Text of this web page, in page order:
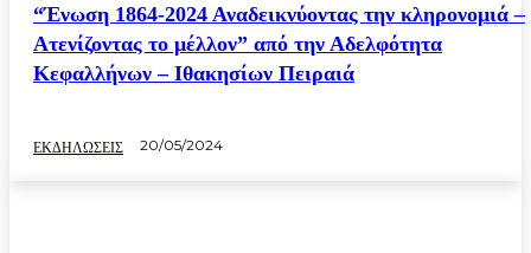
“Ένωση 1864-2024 Αναδεικνύοντας την κληρονομιά –
Ατενίζοντας το μέλλον” από την Αδελφότητα
Κεφαλλήνων – Ιθακησίων Πειραιά
ΕΚΔΗΛΩΣΕΙΣ 20/05/2024